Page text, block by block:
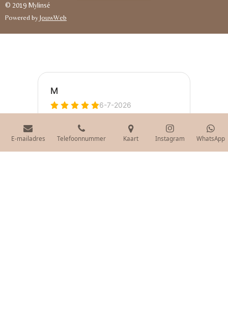
© 2019 Mylinsé
Powered byJouwWeb
E-mailadres Telefoonnummer Kaart Instagram WhatsApp